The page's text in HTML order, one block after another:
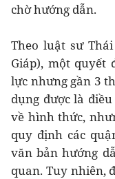
chờ hướng dẫn.
Theo luật sư
Giáp), một quyết
lực nhưng gần 3
dụng được là
về hình thức,
quy định các
văn bản hướng
quan. Tuy nhiên,